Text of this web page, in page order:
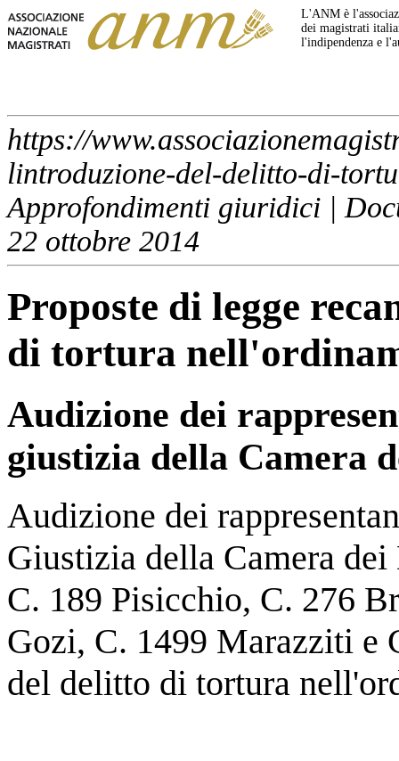
L'ANM è
dei magistrati
l'indipendenza e
https://
lintroduzione-del-delitto-di-
Approfondimenti giuridici |
22 ottobre 2014
Proposte di legge
di tortura
Audizione dei
giustizia della Camera
Audizione dei
Giustizia della Camera
C. 189 Pisicchio, C. 276
Gozi, C. 1499 Marazziti e
del delitto di tortura